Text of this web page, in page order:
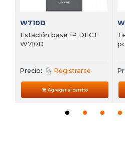
W710D
Estación base IP DECT
W710D
Precio: Registrarse
Agregar al carrito